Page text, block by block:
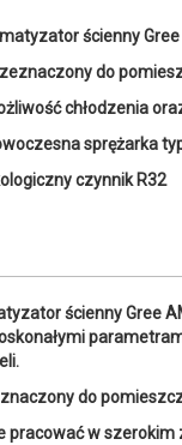
ścienny
do
chłodzenia
sprężarka
czynnik R32
ścienny Gree
do
pracować w szerokim